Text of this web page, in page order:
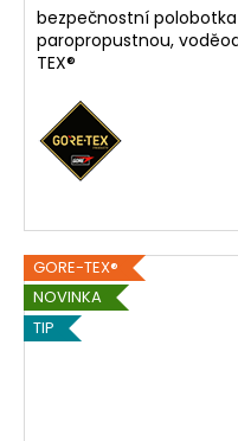
bezpečnostní polobotka
paropropustnou,
TEX®
GORE-TEX®
NOVINKA
TIP